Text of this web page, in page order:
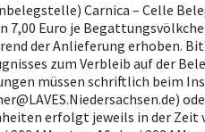
Carnica – Celle
7,00 Euro je
der Anlieferung erhoben.
zum Verbleib auf der
müssen schriftlich beim
erfolgt jeweils in der Zeit